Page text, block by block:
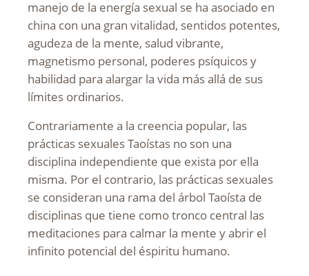
manejo de la energía sexual se ha asociado en
china con una gran vitalidad, sentidos potentes,
agudeza de la mente, salud vibrante,
magnetismo personal, poderes psíquicos y
habilidad para alargar la vida más allá de sus
límites ordinarios.
Contrariamente a la creencia popular, las
prácticas sexuales Taoístas no son una
disciplina independiente que exista por ella
misma. Por el contrario, las prácticas sexuales
se consideran una rama del árbol Taoísta de
disciplinas que tiene como tronco central las
meditaciones para calmar la mente y abrir el
infinito potencial del éspiritu humano.